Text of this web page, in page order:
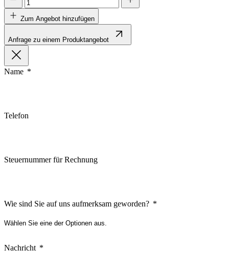
Zum Angebot hinzufügen
Anfrage zu einem Produktangebot
Name
Telefon
Steuernummer für Rechnung
Wie sind Sie auf uns aufmerksam geworden?
Nachricht